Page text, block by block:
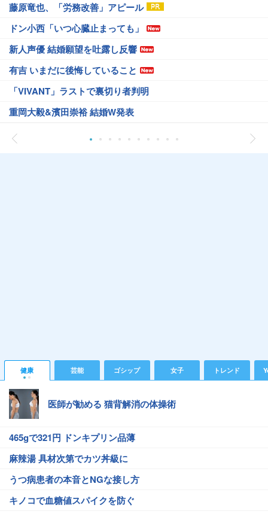
藤原竜也、「労務改善」アピール
ドン小西「いつ心臓止まっても」
新人声優 結婚願望を吐露し反響
有吉 いまだに後悔していること
「VIVANT」ラストで裏切り者判明
重岡大毅&濱田崇裕 結婚W発表
健康 芸能 ゴシップ 女子 トレンド
医師が勧める 猫背解消の体操術
465gで321円 ドンキプリン品薄
麻辣湯 具材次第でカツ丼級に
うつ病患者の本音とNGな接し方
キノコで血糖値スパイクを防ぐ